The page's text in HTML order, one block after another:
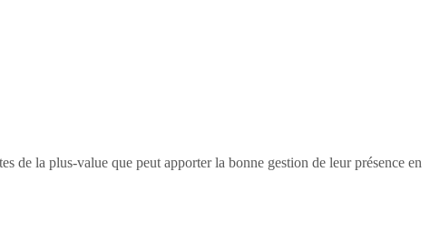
de la plus-value que peut apporter la bonne gestion de leur présence en